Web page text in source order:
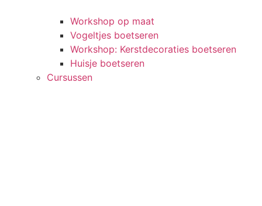
Workshop op maat
Vogeltjes boetseren
Workshop: Kerstdecoraties boetseren
Huisje boetseren
Cursussen